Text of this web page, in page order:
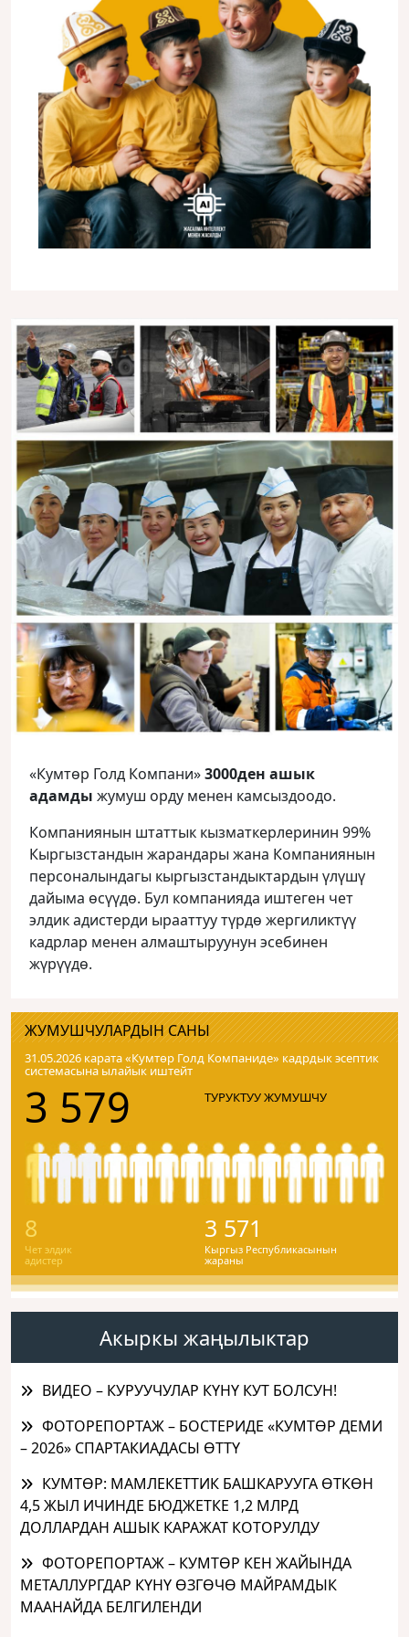
«Кумтөр Голд Компани»3000ден ашык
адамды жумуш орду менен камсыздоодо.
Компаниянын штаттык кызматкерлеринин 99%
Кыргызстандын жарандары жана Компаниянын
персоналындагы кыргызстандыктардын үлүшү
дайыма өсүүдө. Бул компанияда иштеген чет
элдик адистерди ырааттуу түрдө жергиликтүү
кадрлар менен алмаштыруунун эсебинен
жүрүүдө.
ЖУМУШЧУЛАРДЫН САНЫ
31.05.2026 карата «Кумтɵр Голд Компаниде» кадрдык эсептик
системасына ылайык иштейт
3 579 ТУРУКТУУ ЖУМУШЧУ
8
Чет элдик
адистер
3 571
Кыргыз Республикасынын
жараны
Акыркы жаңылыктар
ВИДЕО – КУРУУЧУЛАР КҮНҮ КУТ БОЛСУН!
ФОТОРЕПОРТАЖ – БОСТЕРИДЕ «КУМТӨР ДЕМИ
– 2026» СПАРТАКИАДАСЫ ӨТТҮ
КУМТӨР: МАМЛЕКЕТТИК БАШКАРУУГА ӨТКӨН
4,5 ЖЫЛ ИЧИНДЕ БЮДЖЕТКЕ 1,2 МЛРД
ДОЛЛАРДАН АШЫК КАРАЖАТ КОТОРУЛДУ
ФОТОРЕПОРТАЖ – КУМТӨР КЕН ЖАЙЫНДА
МЕТАЛЛУРГДАР КҮНҮ ӨЗГӨЧӨ МАЙРАМДЫК
МААНАЙДА БЕЛГИЛЕНДИ